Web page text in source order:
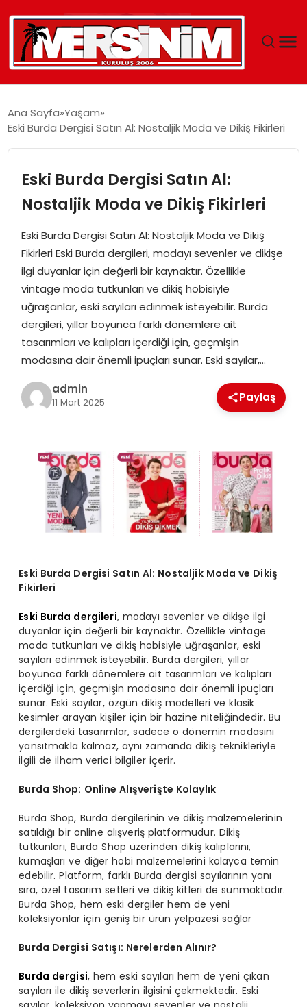
GÜNCEL
SAĞLIK
EĞITIM
SPOR
EKONOMI
MAGAZIN
DÜNYA
Ana Sayfa Yaşam
Eski Burda Dergisi Satın Al: Nostaljik Moda ve Dikiş Fikirleri
Eski Burda Dergisi Satın Al:
Nostaljik Moda ve Dikiş Fikirleri
Eski Burda Dergisi Satın Al: Nostaljik Moda ve Dikiş
Fikirleri Eski Burda dergileri, modayı sevenler ve dikişe
ilgi duyanlar için değerli bir kaynaktır. Özellikle
vintage moda tutkunları ve dikiş hobisiyle
uğraşanlar, eski sayıları edinmek isteyebilir. Burda
dergileri, yıllar boyunca farklı dönemlere ait
tasarımları ve kalıpları içerdiği için, geçmişin
modasına dair önemli ipuçları sunar. Eski sayılar,…
admin
11 Mart 2025 Paylaş
Eski Burda Dergisi Satın Al: Nostaljik Moda ve Dikiş
Fikirleri
Eski Burda dergileri, modayı sevenler ve dikişe ilgi
duyanlar için değerli bir kaynaktır. Özellikle vintage
moda tutkunları ve dikiş hobisiyle uğraşanlar, eski
sayıları edinmek isteyebilir. Burda dergileri, yıllar
boyunca farklı dönemlere ait tasarımları ve kalıpları
içerdiği için, geçmişin modasına dair önemli ipuçları
sunar. Eski sayılar, özgün dikiş modelleri ve klasik
kesimler arayan kişiler için bir hazine niteliğindedir. Bu
dergilerdeki tasarımlar, sadece o dönemin modasını
yansıtmakla kalmaz, aynı zamanda dikiş teknikleriyle
ilgili de ilham verici bilgiler içerir.
Burda Shop: Online Alışverişte Kolaylık
Burda Shop, Burda dergilerinin ve dikiş malzemelerinin
satıldığı bir online alışveriş platformudur. Dikiş
tutkunları, Burda Shop üzerinden dikiş kalıplarını,
kumaşları ve diğer hobi malzemelerini kolayca temin
edebilir. Platform, farklı Burda dergisi sayılarının yanı
sıra, özel tasarım setleri ve dikiş kitleri de sunmaktadır.
Burda Shop, hem eski dergiler hem de yeni
koleksiyonlar için geniş bir ürün yelpazesi sağlar
Burda Dergisi Satışı: Nerelerden Alınır?
Burda dergisi, hem eski sayıları hem de yeni çıkan
sayıları ile dikiş severlerin ilgisini çekmektedir. Eski